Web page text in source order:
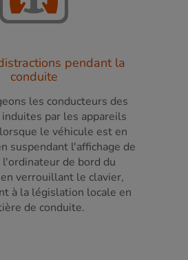
pendant la
conduite
les conducteurs des
par les appareils
le véhicule est en
suspendant l'affichage de
l'ordinateur de bord du
verrouillant le clavier,
à la législation locale en
de conduite.